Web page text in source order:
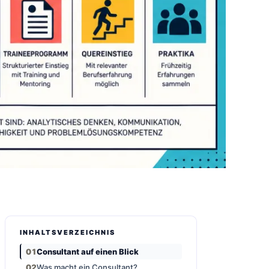
INHALTSVERZEICHNIS
Consultant auf einen Blick
Was macht ein Consultant?